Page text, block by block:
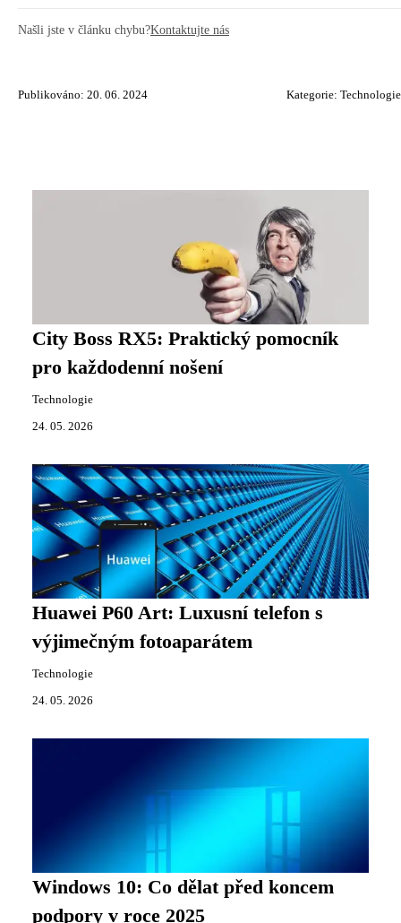
Našli jste v článku chybu?Kontaktujte nás
Publikováno: 20. 06. 2024 Kategorie: Technologie
City Boss RX5: Praktický pomocník
pro každodenní nošení
Technologie
24. 05. 2026
Huawei P60 Art: Luxusní telefon s
výjimečným fotoaparátem
Technologie
24. 05. 2026
Windows 10: Co dělat před koncem
podpory v roce 2025